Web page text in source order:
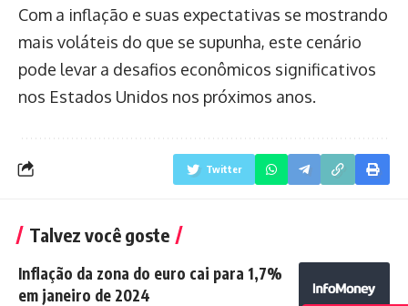
Com a inflação e suas expectativas se mostrando
mais voláteis do que se supunha, este cenário
pode levar a desafios econômicos significativos
nos Estados Unidos nos próximos anos.
Twitter
Talvez você goste
Inflação da zona do euro cai para 1,7%
em janeiro de 2024